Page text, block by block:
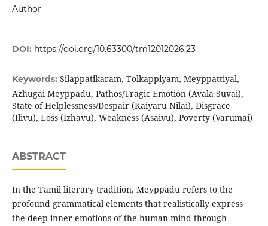
Author
DOI: https://doi.org/10.63300/tm12012026.23
Keywords: Silappatikaram, Tolkappiyam, Meyppattiyal,
Azhugai Meyppadu, Pathos/Tragic Emotion (Avala Suvai),
State of Helplessness/Despair (Kaiyaru Nilai), Disgrace
(Ilivu), Loss (Izhavu), Weakness (Asaivu), Poverty (Varumai)
ABSTRACT
In the Tamil literary tradition, Meyppadu refers to the
profound grammatical elements that realistically express
the deep inner emotions of the human mind through